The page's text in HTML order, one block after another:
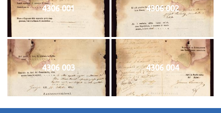
4306 001 4306 002
4306 003 4306 004